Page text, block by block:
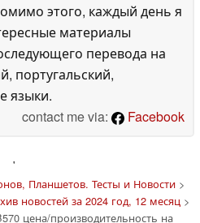
этого, каждый день я
материалы
перевода на
португальский,
языки.
contact me via:
Facebook
'
Планшетов. Тесты и Новости>
новостей за 2024 год, 12 месяц>
цена/производительность на